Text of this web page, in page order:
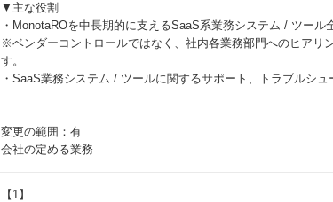
▼主な役割
・MonotaROを中長期的に支えるSaaS系業務システム / ツール
※ベンダーコントロールではなく、社内各業務部門へのヒアリ
す。
・SaaS業務システム / ツールに関するサポート、トラブルシュ
変更の範囲：有
会社の定める業務
【1】